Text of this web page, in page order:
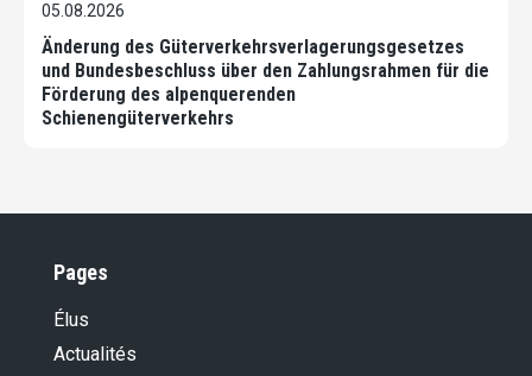
05.08.2026
Änderung des Güterverkehrsverlagerungsgesetzes
und Bundesbeschluss über den Zahlungsrahmen für die
Förderung des alpenquerenden
Schienengüterverkehrs
Pages
Élus
Actualités